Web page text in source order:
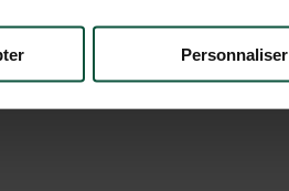
Personnaliser